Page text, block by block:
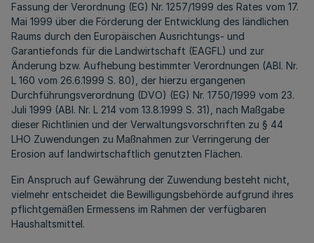
Fassung der Verordnung (EG) Nr. 1257/1999 des Rates vom 17.
Mai 1999 über die Förderung der Entwicklung des ländlichen
Raums durch den Europäischen Ausrichtungs- und
Garantiefonds für die Landwirtschaft (EAGFL) und zur
Änderung bzw. Aufhebung bestimmter Verordnungen (ABI. Nr.
L 160 vom 26.6.1999 S. 80), der hierzu ergangenen
Durchführungsverordnung (DVO) (EG) Nr. 1750/1999 vom 23.
Juli 1999 (ABI. Nr. L 214 vom 13.8.1999 S. 31), nach Maßgabe
dieser Richtlinien und der Verwaltungsvorschriften zu § 44
LHO Zuwendungen zu Maßnahmen zur Verringerung der
Erosion auf landwirtschaftlich genutzten Flächen.
Ein Anspruch auf Gewährung der Zuwendung besteht nicht,
vielmehr entscheidet die Bewilligungsbehörde aufgrund ihres
pflichtgemäßen Ermessens im Rahmen der verfügbaren
Haushaltsmittel.